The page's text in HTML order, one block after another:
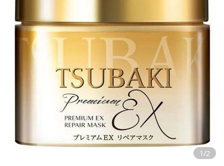
1/2